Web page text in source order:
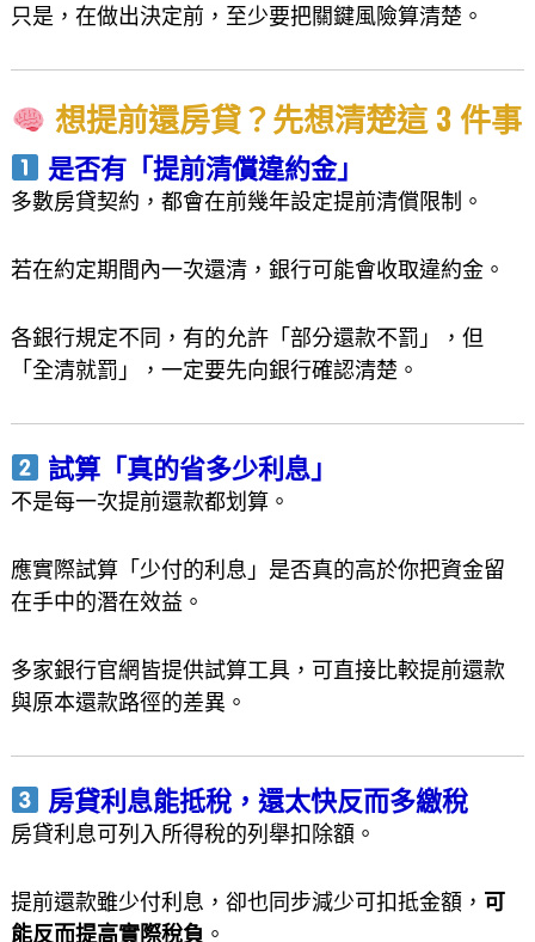
只是，在做出決定前，至少要把關鍵風險算清楚。
想提前還房貸？先想清楚這 3 件事
是否有「提前清償違約金」
多數房貸契約，都會在前幾年設定提前清償限制。
若在約定期間內一次還清，銀行可能會收取違約金。
各銀行規定不同，有的允許「部分還款不罰」，但
「全清就罰」，一定要先向銀行確認清楚。
試算「真的省多少利息」
不是每一次提前還款都划算。
應實際試算「少付的利息」是否真的高於你把資金留
在手中的潛在效益。
多家銀行官網皆提供試算工具，可直接比較提前還款
與原本還款路徑的差異。
房貸利息能抵稅，還太快反而多繳稅
房貸利息可列入所得稅的列舉扣除額。
提前還款雖少付利息，卻也同步減少可扣抵金額， 可
能反而提高實際稅負 。